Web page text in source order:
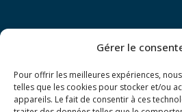
Gérer le
Pour offrir les meilleures expériences,
telles que les cookies pour stocker et/ou
appareils. Le fait de consentir à ces